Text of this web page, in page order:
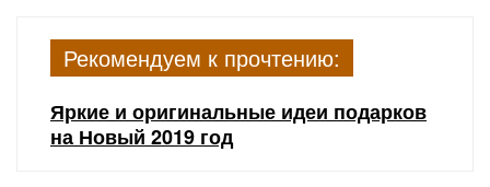
Рекомендуем к прочтению:
Яркие и оригинальные идеи подарков
на Новый 2019 год